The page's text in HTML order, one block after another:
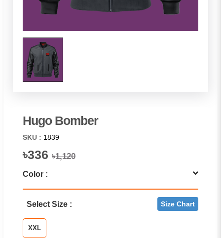
Hugo Bomber
SKU : 1839
৳336 ৳1,120
Color :
Select Size : Size Chart
XXL